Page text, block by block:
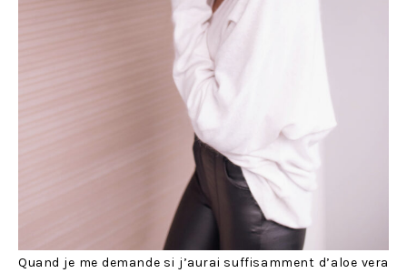
Quand je me demande si j’aurai suffisamment d’aloe vera